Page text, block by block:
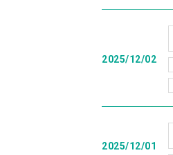
2025/12/02
2025/12/01